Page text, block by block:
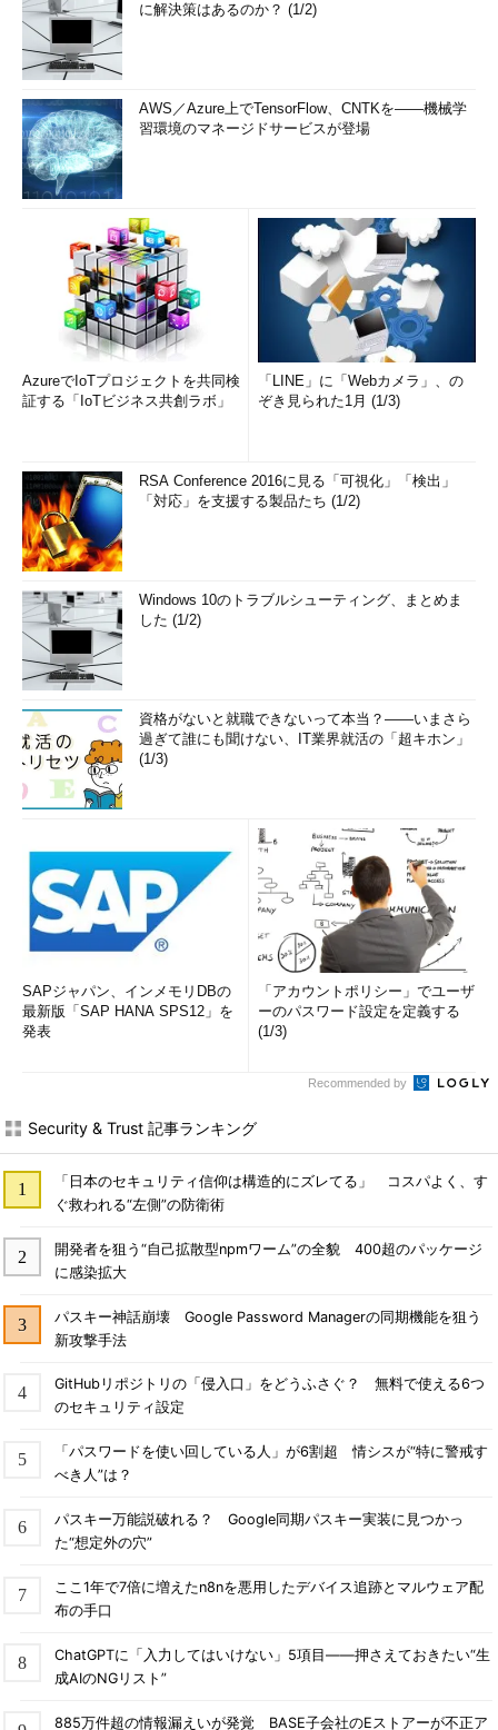
に解決策はあるのか？ (1/2)
AWS／Azure上でTensorFlow、CNTKを――機械学
習環境のマネージドサービスが登場
AzureでIoTプロジェクトを共同検
証する「IoTビジネス共創ラボ」
「LINE」に「Webカメラ」、の
ぞき見られた1月 (1/3)
RSA Conference 2016に見る「可視化」「検出」
「対応」を支援する製品たち (1/2)
Windows 10のトラブルシューティング、まとめま
した (1/2)
資格がないと就職できないって本当？――いまさら
過ぎて誰にも聞けない、IT業界就活の「超キホン」
(1/3)
SAPジャパン、インメモリDBの
最新版「SAP HANA SPS12」を
発表
「アカウントポリシー」でユーザ
ーのパスワード設定を定義する
(1/3)
Recommended by
Security & Trust 記事ランキング
「日本のセキュリティ信仰は構造的にズレてる」 コスパよく、す
ぐ救われる“左側”の防衛術
開発者を狙う“自己拡散型npmワーム”の全貌 400超のパッケージ
に感染拡大
パスキー神話崩壊 Google Password Managerの同期機能を狙う
新攻撃手法
GitHubリポジトリの「侵入口」をどうふさぐ？ 無料で使える6つ
のセキュリティ設定
「パスワードを使い回している人」が6割超 情シスが“特に警戒す
べき人”は？
パスキー万能説破れる？ Google同期パスキー実装に見つかっ
た“想定外の穴”
ここ1年で7倍に増えたn8nを悪用したデバイス追跡とマルウェア配
布の手口
ChatGPTに「入力してはいけない」5項目――押さえておきたい“生
成AIのNGリスト”
885万件超の情報漏えいが発覚 BASE子会社のEストアーが不正ア